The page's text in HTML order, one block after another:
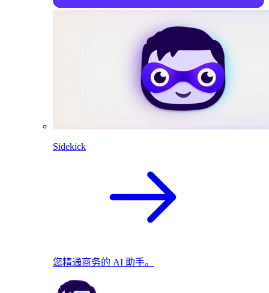
Sidekick
您精通商务的 AI 助手。